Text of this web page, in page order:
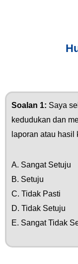
Soalan 1: Saya
kedudukan dan
laporan atau hasil
A. Sangat Setuju
B. Setuju
C. Tidak Pasti
D. Tidak Setuju
E. Sangat Tidak